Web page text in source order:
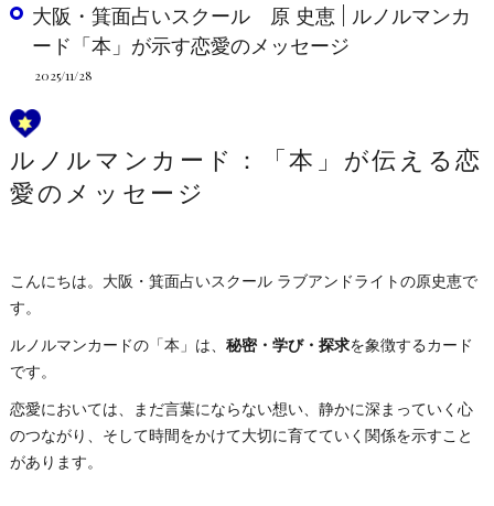
大阪・箕面占いスクール 原 史恵 | ルノルマンカ
ード「本」が示す恋愛のメッセージ
2025/11/28
ルノルマンカード：「本」が伝える恋
愛のメッセージ
こんにちは。大阪・箕面占いスクール ラブアンドライトの原史恵で
す。
ルノルマンカードの「本」は、 秘密・学び・探求を象徴するカード
です。
恋愛においては、まだ言葉にならない想い、静かに深まっていく心
のつながり、そして時間をかけて大切に育てていく関係を示すこと
があります。